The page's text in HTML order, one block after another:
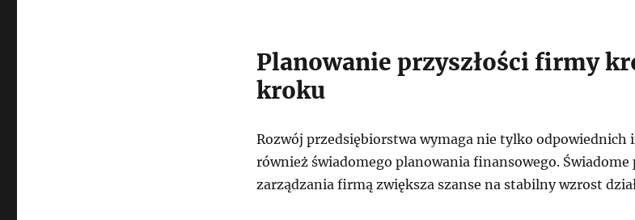
Planowanie przyszłości firmy
kroku
Rozwój przedsiębiorstwa wymaga nie tylko odpowiednich
również świadomego planowania finansowego. Świadome
zarządzania firmą zwiększa szanse na stabilny wzrost